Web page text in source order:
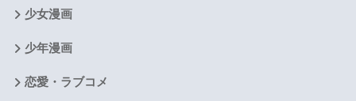
少女漫画
少年漫画
恋愛・ラブコメ